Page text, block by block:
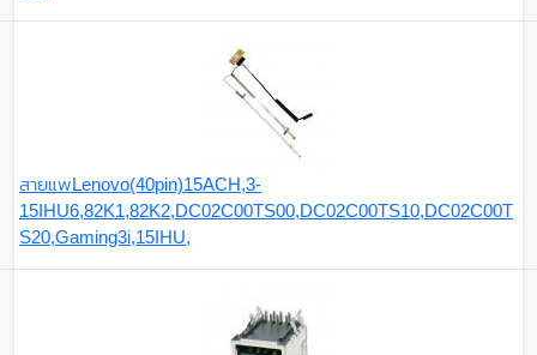
สายแพLenovo(40pin)15ACH,3-
15IHU6,82K1,82K2,DC02C00TS00,DC02C00TS10,DC02C00T
S20,Gaming3i,15IHU,